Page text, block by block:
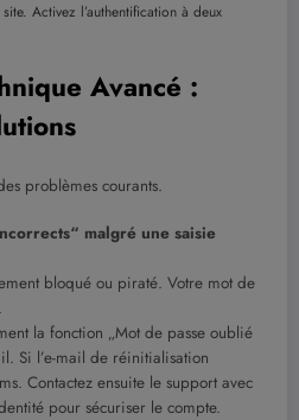
Activez l’authentification à deux
Avancé :
problèmes courants.
malgré une saisie
bloqué ou piraté. Votre mot de
la fonction „Mot de passe oublié
Si l’e-mail de réinitialisation
Contactez ensuite le support avec
pour sécuriser le compte.